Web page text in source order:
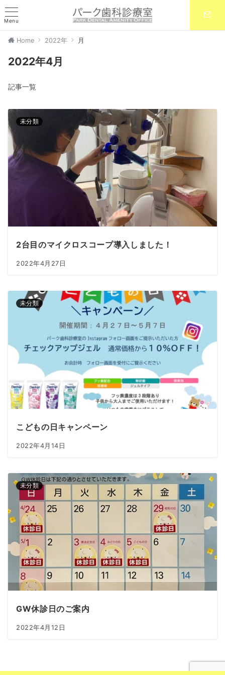
Menu
Home 2022年 月
2022年4月
記事一覧
未分類
2台目のマイクロスコープ導入しました！
2022年4月27日
未分類
こどもの日キャンペーン
2022年4月14日
未分類
GW休診日のご案内
2022年4月12日